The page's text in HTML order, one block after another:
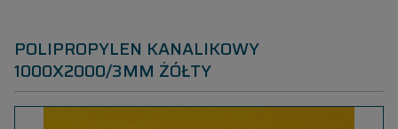
POLIPROPYLEN KANALIKOWY
1000X2000/3MM ŻÓŁTY